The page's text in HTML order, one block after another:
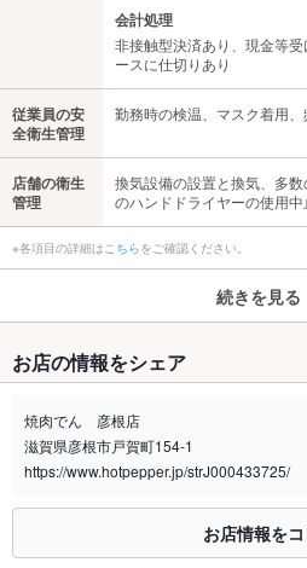
会計処理
非接触型決済あり、現金等
ースに仕切りあり
従業員の安
全衛生管理
勤務時の検温、マスク着用
店舗の衛生
管理
換気設備の設置と換気、多
のハンドドライヤーの使用中
※各項目の詳細はこちらをご確認ください。
続きを見る
禁煙・喫煙
全席禁煙
喫煙専用室 なし
合わせください。
お席
お店の情報をシェア
焼肉でん 彦根店
滋賀県彦根市戸賀町154-1
https://www.hotpepper.jp/strJ000433725/
お店情報を